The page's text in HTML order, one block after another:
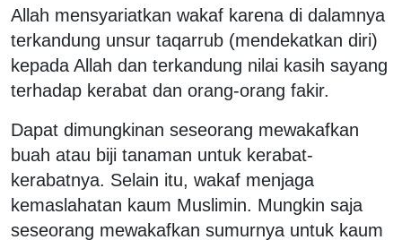
Allah mensyariatkan wakaf karena di dalamnya
terkandung unsur taqarrub (mendekatkan diri)
kepada Allah dan terkandung nilai kasih sayang
terhadap kerabat dan orang-orang fakir.
Dapat dimungkinan seseorang mewakafkan
buah atau biji tanaman untuk kerabat-
kerabatnya. Selain itu, wakaf menjaga
kemaslahatan kaum Muslimin. Mungkin saja
seseorang mewakafkan sumurnya untuk kaum